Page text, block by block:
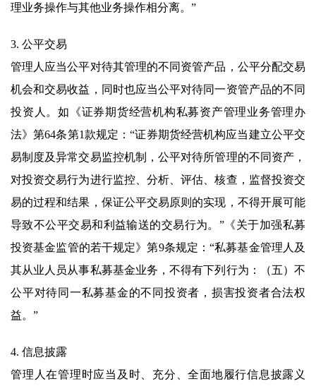
理业务操作与其他业务操作相分离。”
3. 公平交易
管理人应当公平对待其管理的不同资管产品，公平分配交易
机会和交易收益，同时也应当公平对待同一资管产品的不同
投资人。如《证券期货经营机构私募资产管理业务管理办
法》第64条第1款规定：“证券期货经营机构应当建立公平交
易制度及异常交易监控机制，公平对待所管理的不同资产，
对投资交易行为进行监控、分析、评估、核查，监督投资交
易的过程和结果，保证公平交易原则的实现，不得开展可能
导致不公平交易和利益输送的交易行为。”《关于加强私募
投资基金监管的若干规定》第9条规定：“私募基金管理人及
其从业人员从事私募基金业务，不得有下列行为：（五）不
公平对待同一私募基金的不同投资者，损害投资者合法权
益。”
4. 信息披露
管理人在管理时应当及时、充分、全面地履行信息披露义